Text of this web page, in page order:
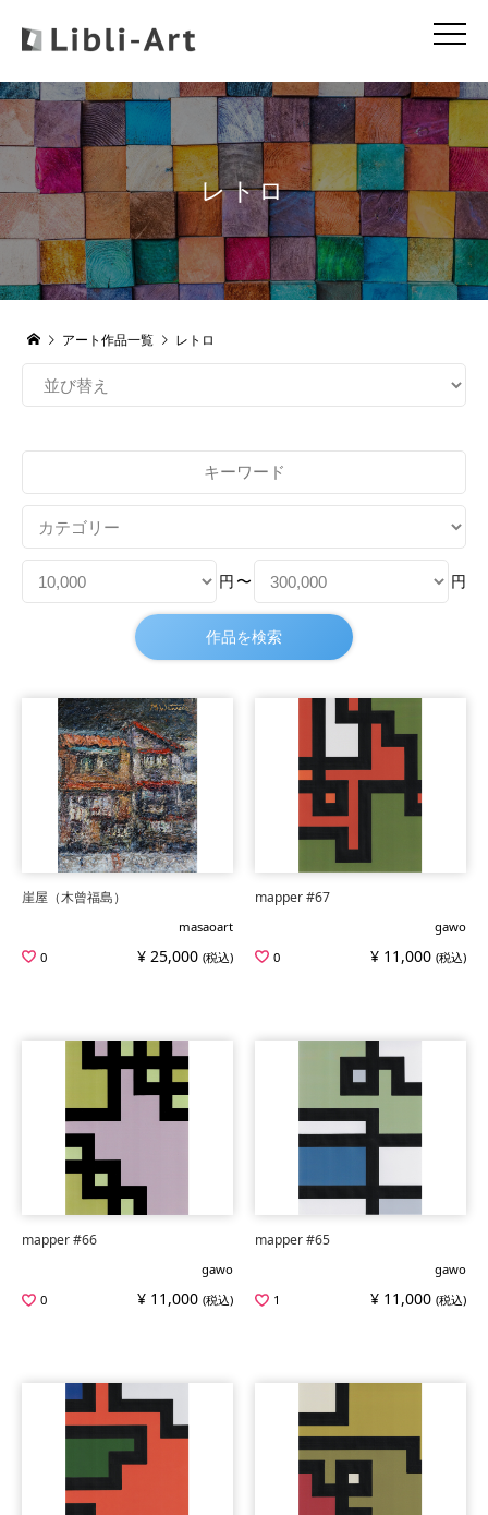
レトロ
アート作品一覧 レトロ
円 〜 円
崖屋（木曾福島）
masaoart
0
¥ 25,000 (税込)
mapper #67
gawo
0
¥ 11,000 (税込)
mapper #66
gawo
0
¥ 11,000 (税込)
mapper #65
gawo
1
¥ 11,000 (税込)